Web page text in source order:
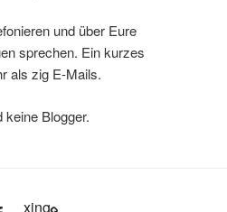
und über Eure
sprechen. Ein kurzes
als zig E-Mails.
keine Blogger.
xing